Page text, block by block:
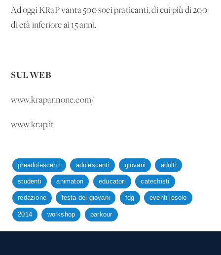
Ad oggi KRaP vanta 500 soci praticanti, di cui più di 200
di età inferiore ai 15 anni.
SUL WEB
www.krapannone.com/
www.krap.it
preadolescenti adolescenti giovani adulti
studenti animatori educatori catechisti
redazione festa dei giovani fdg eventi jesolo
2014 workshop parkour